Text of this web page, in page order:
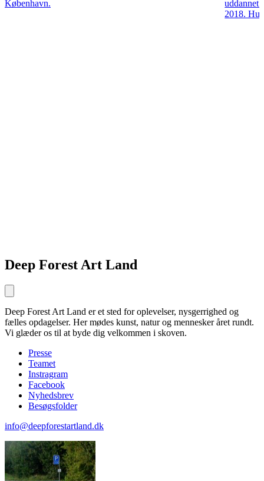
København.
uddannet
2018.
Deep Forest Art Land
Deep Forest Art Land er et sted for oplevelser, nysgerrighed og
fælles opdagelser. Her mødes kunst, natur og mennesker året rundt.
Vi glæder os til at byde dig velkommen i skoven.
Presse
Teamet
Instragram
Facebook
Nyhedsbrev
Besøgsfolder
info@deepforestartland.dk